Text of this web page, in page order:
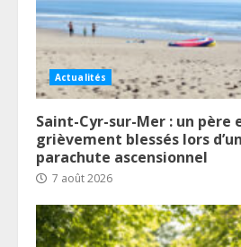
Actualités
Saint-Cyr-sur-Mer : un père
grièvement blessés lors
parachute ascensionnel
7 août 2026